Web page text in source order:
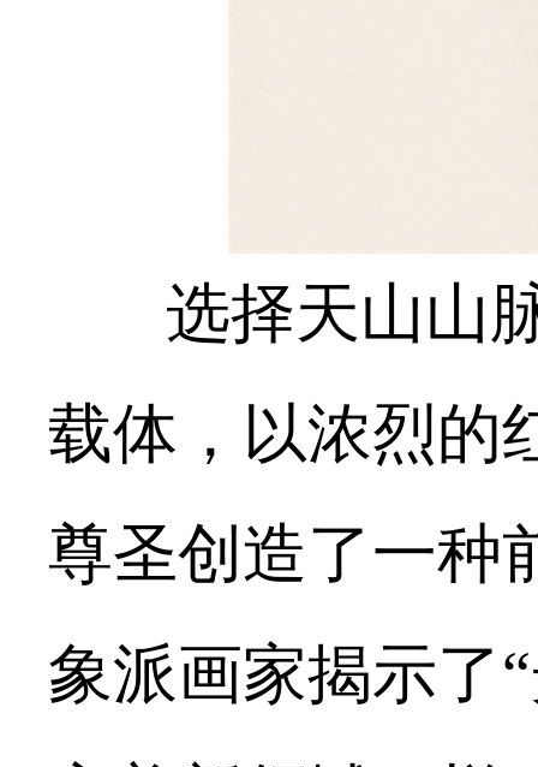
选择天山山脉
载体，以浓烈的
尊圣创造了一种
象派画家揭示了